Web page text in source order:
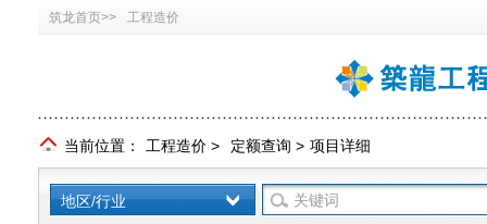
筑龙首页>> 工程造价
当前位置： 工程造价 > 定额查询 > 项目详细
地区/行业